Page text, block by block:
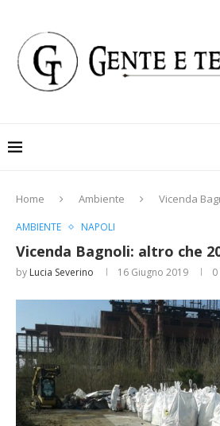
Home Ambiente Vicenda
AMBIENTE NAPOLI
Vicenda Bagnoli: altro che
by Lucia Severino 16 Giugno 2019